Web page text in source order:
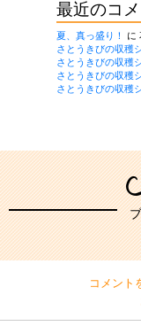
最近のコ
夏、真っ盛り！ に
さとうきびの収穫
さとうきびの収穫
さとうきびの収穫
さとうきびの収穫
コメント